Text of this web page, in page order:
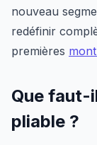
nouveau
redéfinir
premières
Que faut-
pliable ?